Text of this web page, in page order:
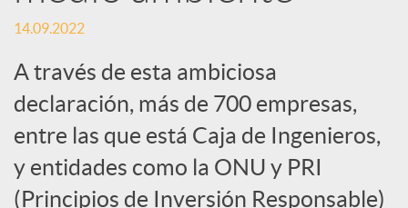
c
i
a
14.09.2022
A través de esta ambiciosa
declaración, más de 700 empresas,
entre las que está Caja de Ingenieros,
y entidades como la ONU y PRI
(Principios de Inversión Responsable)